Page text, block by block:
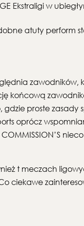
Ekstraligi w
atuty perform
zawodników,
końcową
gdzie proste
oprócz
t meczach
ciekawe